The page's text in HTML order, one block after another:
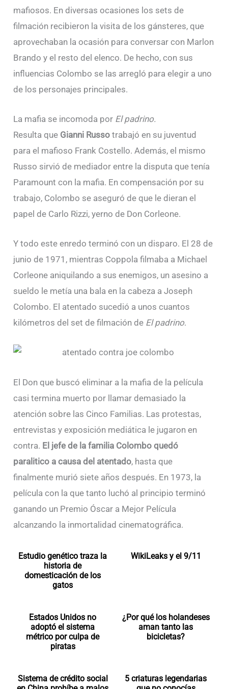
mafiosos. En diversas ocasiones los sets de
filmación recibieron la visita de los gánsteres, que
aprovechaban la ocasión para conversar con Marlon
Brando y el resto del elenco. De hecho, con sus
influencias Colombo se las arregló para elegir a uno
de los personajes principales.
La mafia se incomoda por El padrino.
Resulta que Gianni Russo trabajó en su juventud
para el mafioso Frank Costello. Además, el mismo
Russo sirvió de mediador entre la disputa que tenía
Paramount con la mafia. En compensación por su
trabajo, Colombo se aseguró de que le dieran el
papel de Carlo Rizzi, yerno de Don Corleone.
Y todo este enredo terminó con un disparo. El 28 de
junio de 1971, mientras Coppola filmaba a Michael
Corleone aniquilando a sus enemigos, un asesino a
sueldo le metía una bala en la cabeza a Joseph
Colombo. El atentado sucedió a unos cuantos
kilómetros del set de filmación de El padrino.
El Don que buscó eliminar a la mafia de la película
casi termina muerto por llamar demasiado la
atención sobre las Cinco Familias. Las protestas,
entrevistas y exposición mediática le jugaron en
contra. El jefe de la familia Colombo quedó
paralitico a causa del atentado, hasta que
finalmente murió siete años después. En 1973, la
película con la que tanto luchó al principio terminó
ganando un Premio Óscar a Mejor Película
alcanzando la inmortalidad cinematográfica.
Estudio genético traza la
historia de
domesticación de los
gatos
WikiLeaks y el 9/11
Estados Unidos no
adoptó el sistema
métrico por culpa de
piratas
¿Por qué los holandeses
aman tanto las
bicicletas?
Sistema de crédito social
5 criaturas legendarias